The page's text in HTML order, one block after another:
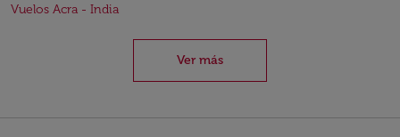
Vuelos Acra - India
Ver más